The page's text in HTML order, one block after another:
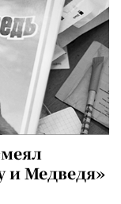
и Медведя»